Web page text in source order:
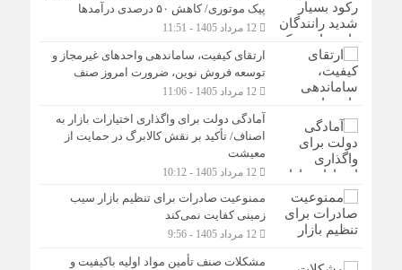
پیک موتوری/ کاهش ۵۰ درصدی درآمدها
12 مرداد 1405 - 11:51
ارتقای کیفیت، ساماندهی واحدهای غیرمجاز و
توسعه فروش نوین، ضرورت امروز صنف
12 مرداد 1405 - 11:06
آمادگی دولت برای واگذاری اختیارات بازار به
اصناف/ تأکید بر نقش کالابرگ در حمایت از
معیشت
12 مرداد 1405 - 10:12
ممنوعیت صادرات برای تنظیم بازار سیب
زمینی کفایت نمی‌کند
12 مرداد 1405 - 9:56
مشکلات صنف تأمین مواد اولیه باکیفیت و